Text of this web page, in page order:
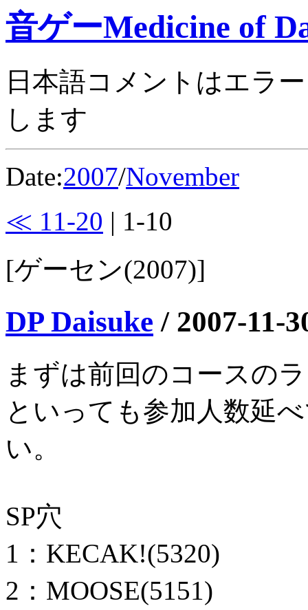
音ゲーMedicine of
日本語コメントはエラ
します
Date:2007/November
≪ 11-20 | 1-10
[ゲーセン(2007)]
DP Daisuke / 2007-11-
まずは前回のコースの
といっても参加人数延
い。
SP穴
1：KECAK!(5320)
2：MOOSE(5151)